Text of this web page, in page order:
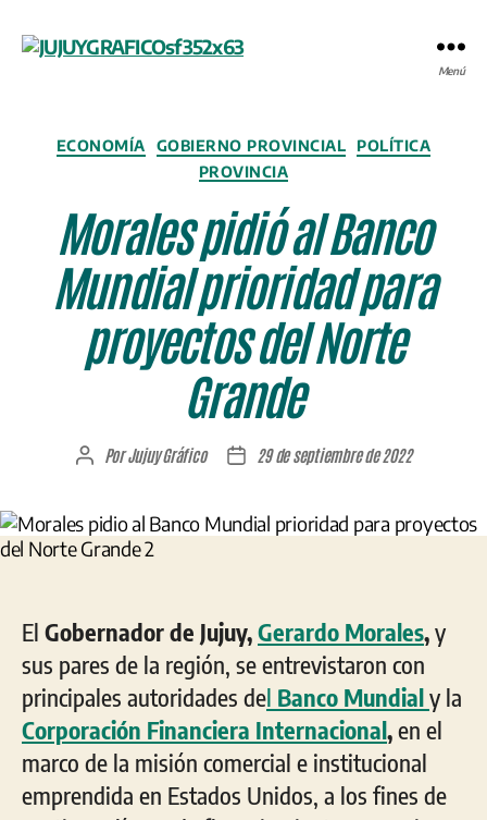
Menú
Categorías
ECONOMÍA GOBIERNO PROVINCIAL
POLÍTICA
PROVINCIA
Morales pidió al Banco
Mundial prioridad para
proyectos del Norte
Grande
Autor
entrada
PorJujuy Gráfico
Fecha
entrada
29 de septiembre de 2022
El Gobernador de Jujuy,Gerardo Morales,y
sus pares de la región, se entrevistaron con
principales autoridades del Banco Mundialy la
Corporación Financiera Internacional,en el
marco de la misión comercial e institucional
emprendida en Estados Unidos, a los fines de